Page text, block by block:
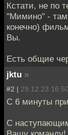
Кстати, не по
"Мимино" - там
конечно)
Вы.
Есть общие
jktu »
#2 | 29.12.23 16:50
С 6 минуты
С